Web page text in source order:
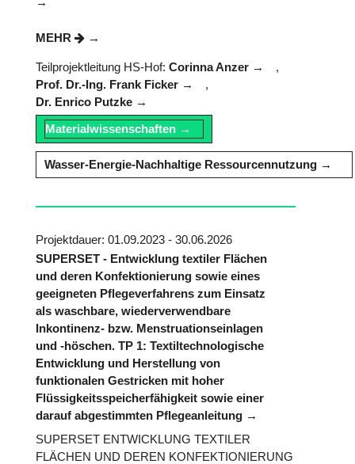
MEHR
Teilprojektleitung HS-Hof: Corinna Anzer
,
Prof. Dr.-Ing. Frank Ficker
,
Dr. Enrico Putzke
Materialwissenschaften
Wasser-Energie-Nachhaltige Ressourcennutzung
Projektdauer: 01.09.2023 - 30.06.2026
SUPERSET - Entwicklung textiler Flächen
und deren Konfektionierung sowie eines
geeigneten Pflegeverfahrens zum Einsatz
als waschbare, wiederverwendbare
Inkontinenz- bzw. Menstruationseinlagen
und -höschen. TP 1: Textiltechnologische
Entwicklung und Herstellung von
funktionalen Gestricken mit hoher
Flüssigkeitsspeicherfähigkeit sowie einer
darauf abgestimmten Pflegeanleitung
SUPERSET ENTWICKLUNG TEXTILER
FLÄCHEN UND DEREN KONFEKTIONIERUNG